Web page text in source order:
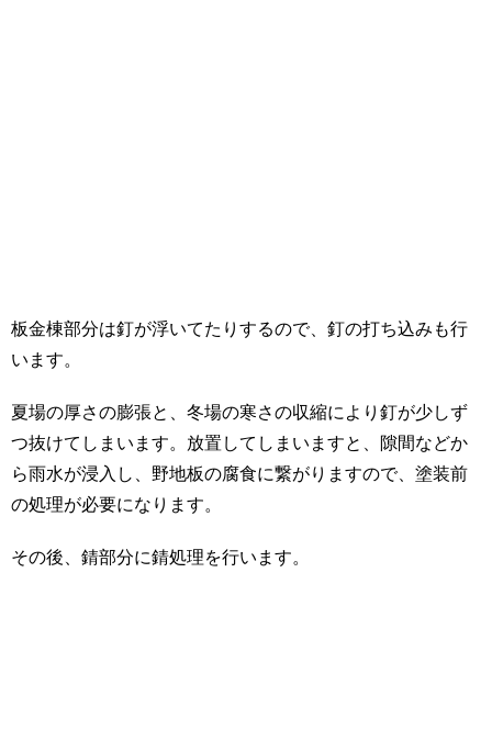
板金棟部分は釘が浮いてたりするので、釘の打ち込みも行
います。
夏場の厚さの膨張と、冬場の寒さの収縮により釘が少しず
つ抜けてしまいます。放置してしまいますと、隙間などか
ら雨水が浸入し、野地板の腐食に繋がりますので、塗装前
の処理が必要になります。
その後、錆部分に錆処理を行います。